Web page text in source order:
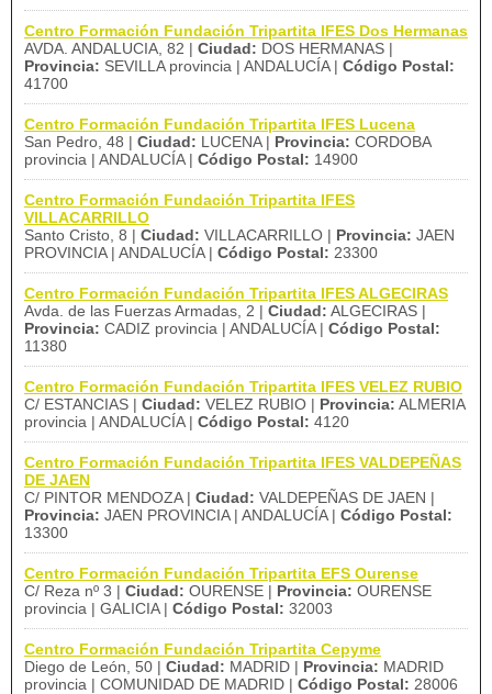
Centro Formación Fundación Tripartita IFES Dos Hermanas
AVDA. ANDALUCIA, 82 | Ciudad: DOS HERMANAS |
Provincia: SEVILLA provincia | ANDALUCÍA | Código Postal:
41700
Centro Formación Fundación Tripartita IFES Lucena
San Pedro, 48 | Ciudad: LUCENA | Provincia: CORDOBA
provincia | ANDALUCÍA | Código Postal: 14900
Centro Formación Fundación Tripartita IFES
VILLACARRILLO
Santo Cristo, 8 | Ciudad: VILLACARRILLO | Provincia: JAEN
PROVINCIA | ANDALUCÍA | Código Postal: 23300
Centro Formación Fundación Tripartita IFES ALGECIRAS
Avda. de las Fuerzas Armadas, 2 | Ciudad: ALGECIRAS |
Provincia: CADIZ provincia | ANDALUCÍA | Código Postal:
11380
Centro Formación Fundación Tripartita IFES VELEZ RUBIO
C/ ESTANCIAS | Ciudad: VELEZ RUBIO | Provincia: ALMERIA
provincia | ANDALUCÍA | Código Postal: 4120
Centro Formación Fundación Tripartita IFES VALDEPEÑAS
DE JAEN
C/ PINTOR MENDOZA | Ciudad: VALDEPEÑAS DE JAEN |
Provincia: JAEN PROVINCIA | ANDALUCÍA | Código Postal:
13300
Centro Formación Fundación Tripartita EFS Ourense
C/ Reza nº 3 | Ciudad: OURENSE | Provincia: OURENSE
provincia | GALICIA | Código Postal: 32003
Centro Formación Fundación Tripartita Cepyme
Diego de León, 50 | Ciudad: MADRID | Provincia: MADRID
provincia | COMUNIDAD DE MADRID | Código Postal: 28006